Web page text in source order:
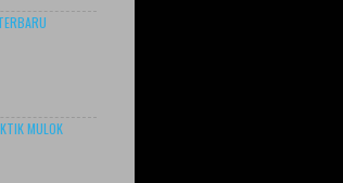
MULOK